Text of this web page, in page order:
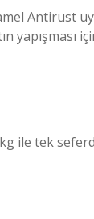
Antirust
yapışması
ile tek